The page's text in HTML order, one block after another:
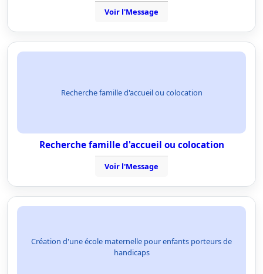
Voir l'Message
Recherche famille d'accueil ou colocation
Recherche famille d'accueil ou colocation
Voir l'Message
Création d'une école maternelle pour enfants porteurs de
handicaps